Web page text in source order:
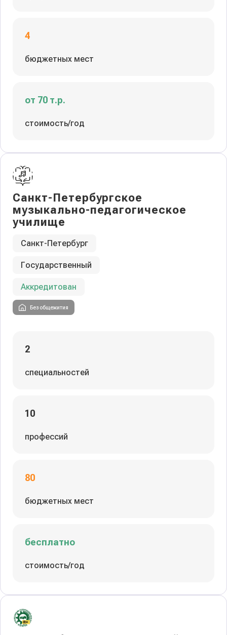
4
бюджетных мест
от 70 т.р.
стоимость/год
Санкт-Петербургское
музыкально-педагогическое
училище
Санкт-Петербург
Государственный
Аккредитован
Без общежития
2
специальностей
10
профессий
80
бюджетных мест
бесплатно
стоимость/год